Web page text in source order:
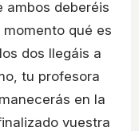
ambos deberéis
qué es
dos llegáis a
tu profesora
en la
vuestra